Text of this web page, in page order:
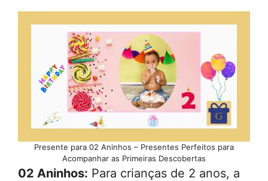
Presente para 02 Aninhos – Presentes Perfeitos para
Acompanhar as Primeiras Descobertas
02 Aninhos: Para crianças de 2 anos, a